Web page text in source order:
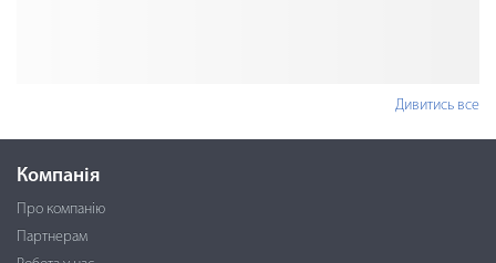
Дивитись все
Компанія
Про компанію
Партнерам